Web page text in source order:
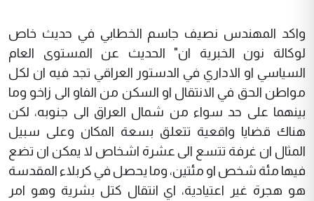
واكد المهندس نصيف جاسم الخطابي في حديث خاص
لوكالة نون الخبرية ان" الحديث عن المستوى العام
السياسي او الاداري في الدستور العراقي تجد فيه ان لكل
مواطن الحق في الانتقال او السكن من الفاو الى زاخو وما
بينهما على حد سواء من شمال العراق الى جنوبه، لكن
هناك قضايا واقعية تتعلق بسعة المكان وعلى سبيل
المثال ان غرفة تتسع الى عشرة اشخاص لا يمكن ان تضع
فيها مئة شخص او مئتين، وما يحصل في كربلاء المقدسة
هو هجرة غير اعتيادية، اي انتقال كتل بشرية وهو امر